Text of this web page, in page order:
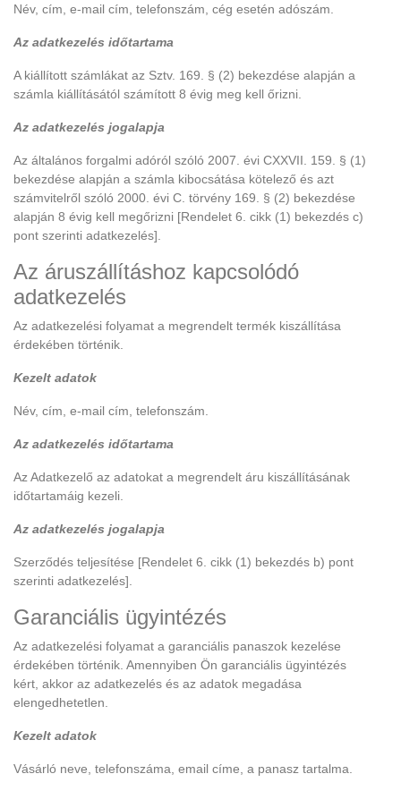
Név, cím, e-mail cím, telefonszám, cég esetén adószám.
Az adatkezelés időtartama
A kiállított számlákat az Sztv. 169. § (2) bekezdése alapján a
számla kiállításától számított 8 évig meg kell őrizni.
Az adatkezelés jogalapja
Az általános forgalmi adóról szóló 2007. évi CXXVII. 159. § (1)
bekezdése alapján a számla kibocsátása kötelező és azt
számvitelről szóló 2000. évi C. törvény 169. § (2) bekezdése
alapján 8 évig kell megőrizni [Rendelet 6. cikk (1) bekezdés c)
pont szerinti adatkezelés].
Az áruszállításhoz kapcsolódó
adatkezelés
Az adatkezelési folyamat a megrendelt termék kiszállítása
érdekében történik.
Kezelt adatok
Név, cím, e-mail cím, telefonszám.
Az adatkezelés időtartama
Az Adatkezelő az adatokat a megrendelt áru kiszállításának
időtartamáig kezeli.
Az adatkezelés jogalapja
Szerződés teljesítése [Rendelet 6. cikk (1) bekezdés b) pont
szerinti adatkezelés].
Garanciális ügyintézés
Az adatkezelési folyamat a garanciális panaszok kezelése
érdekében történik. Amennyiben Ön garanciális ügyintézés
kért, akkor az adatkezelés és az adatok megadása
elengedhetetlen.
Kezelt adatok
Vásárló neve, telefonszáma, email címe, a panasz tartalma.